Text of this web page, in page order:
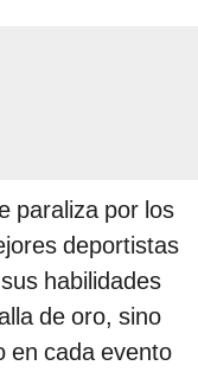
paraliza por los
deportistas
habilidades
de oro, sino
en cada evento